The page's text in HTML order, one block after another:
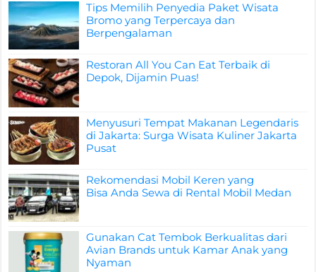
Tips Memilih Penyedia Paket Wisata
Bromo yang Terpercaya dan
Berpengalaman
Restoran All You Can Eat Terbaik di
Depok, Dijamin Puas!
Menyusuri Tempat Makanan Legendaris
di Jakarta: Surga Wisata Kuliner Jakarta
Pusat
Rekomendasi Mobil Keren yang
Bisa Anda Sewa di Rental Mobil Medan
Gunakan Cat Tembok Berkualitas dari
Avian Brands untuk Kamar Anak yang
Nyaman